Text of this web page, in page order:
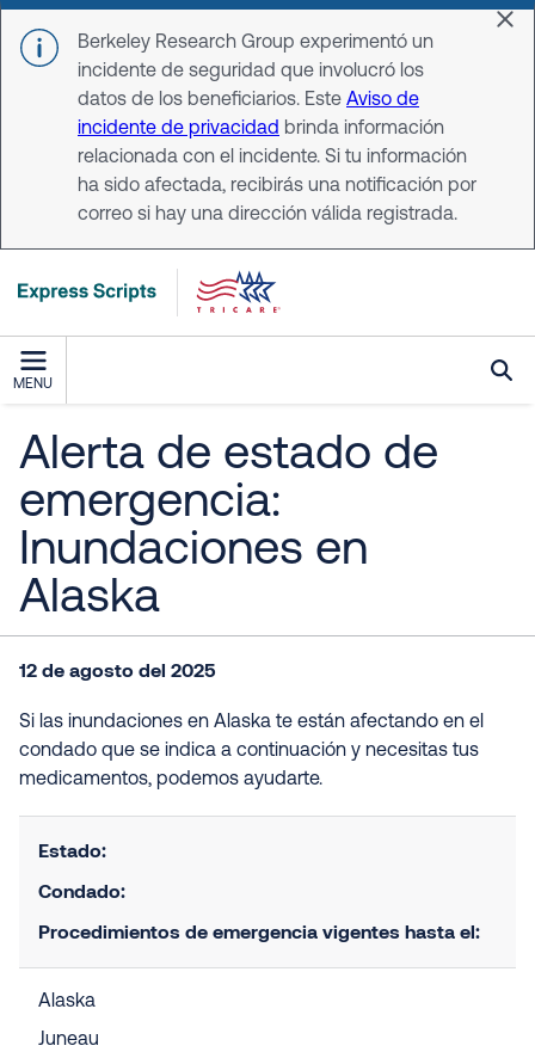
Skip to main content
Berkeley Research Group experimentó un
incidente de seguridad que involucró los
datos de los beneficiarios. Este Aviso de
incidente de privacidad brinda información
relacionada con el incidente. Si tu información
ha sido afectada, recibirás una notificación por
correo si hay una dirección válida registrada.
MENU
Alerta de estado de
emergencia:
Inundaciones en
Alaska
12 de agosto del 2025
Si las inundaciones en Alaska te están afectando en el
condado que se indica a continuación y necesitas tus
medicamentos, podemos ayudarte.
Estado:
Condado:
Procedimientos de emergencia vigentes hasta el:
Alaska
Juneau